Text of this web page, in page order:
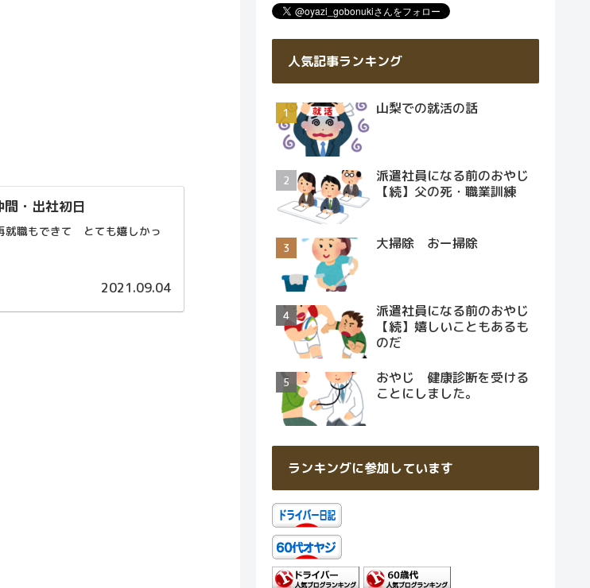
・出社初日
職もできて とても嬉しかっ
2021.09.04
人気記事ランキング
山梨での就活の話
派遣社員になる前のおやじ
【続】父の死・職業訓練
大掃除 おー掃除
派遣社員になる前のおやじ
【続】嬉しいこともあるも
のだ
おやじ 健康診断を受ける
ことにしました。
ランキングに参加しています